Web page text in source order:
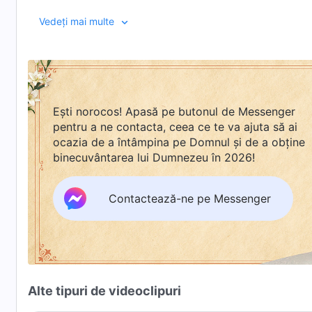
pedeapsa, l-a întâlnit pe liderul religios Li Muguang,
Muguang lucrarea din zile de pe urmă a lui
Li Muguang era pe cale să își ispășească pedeapsa
luat o decizie riscantă: a hotărât să evadeze din
reuși el să evadeze din închisoare? Va fi capabil să
din zilele de pe urmă a lui Dumnezeu? Pentru a afla,
Vedeți mai multe
Ești norocos! Apasă pe butonul de Messenger
pentru a ne contacta, ceea ce te va ajuta să ai
ocazia de a întâmpina pe Domnul și de a obține
binecuvântarea lui Dumnezeu în 2026!
Contactează-ne pe Messenger
Alte tipuri de videoclipuri